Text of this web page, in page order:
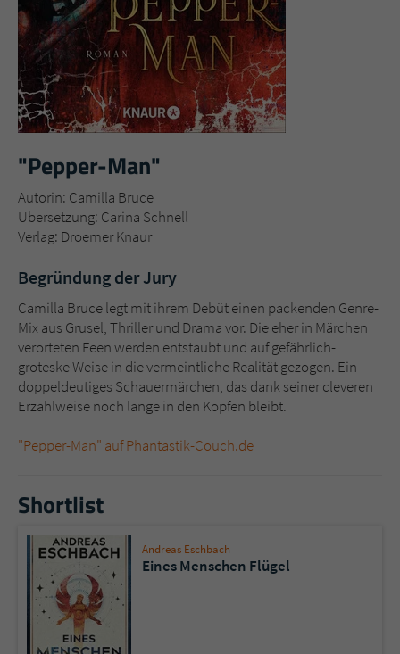
"Pepper-Man"
Autorin: Camilla Bruce
Übersetzung: Carina Schnell
Verlag: Droemer Knaur
Begründung der Jury
Camilla Bruce legt mit ihrem Debüt einen packenden Genre-
Mix aus Grusel, Thriller und Drama vor. Die eher in Märchen
verorteten Feen werden entstaubt und auf gefährlich-
groteske Weise in die vermeintliche Realität gezogen. Ein
doppeldeutiges Schauermärchen, das dank seiner cleveren
Erzählweise noch lange in den Köpfen bleibt.
"Pepper-Man" auf Phantastik-Couch.de
Shortlist
Andreas Eschbach
Eines Menschen Flügel
Name tx_pwcomments_ahash
Anbieter Literatur-Couch Medien GmbH & Co. KG
Laufzeit 1 Jahr
Zweck Cookie für Kommentare einzelner Buchtitel
Name fe_typo_user
Laufzeit Session
Zweck
Dieses Cookie gewährleistet die
Kommunikation der Webseite mit dem
Benutzer. Es wird benötigt um z. B. den
Sicherheitscode des Kontaktformulars zu